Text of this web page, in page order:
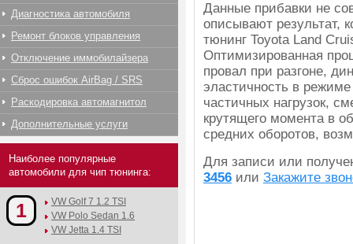
Данные прибавки не
описывают результат,
тюнинг Toyota Land
Оптимизированная
провал при разгоне,
эластичность в
частичных нагрузок,
крутящего момента в
средних оборотов,
Для записи или
3456 или Закажите
Диагностика автомобиля
Ремонт блоков управления
Отключение иммобилайзера
Сброс ошибок AirBag / SRS
Раскодировка автомагнитол
Дополнительные услуги
Наиболее популярные
автомобили для чип тюнинга:
1
VW Golf 7 1.2 TSI
VW Polo Sedan 1.6
VW Jetta 1.4 TSI